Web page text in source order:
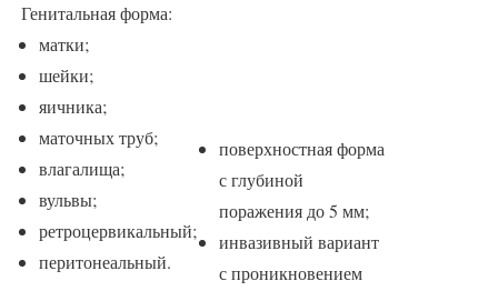
Генитальная форма:
матки;
шейки;
яичника;
маточных труб;
влагалища;
вульвы;
ретроцервикальный;
перитонеальный.
поверхностная форма
с глубиной
поражения до 5 мм;
инвазивный вариант
с проникновением